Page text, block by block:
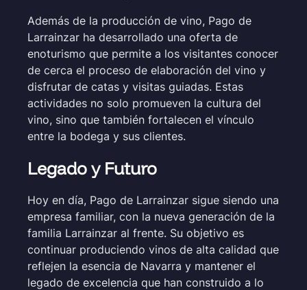
Además de la producción de vino, Pago de
Larrainzar ha desarrollado una oferta de
enoturismo que permite a los visitantes conocer
de cerca el proceso de elaboración del vino y
disfrutar de catas y visitas guiadas. Estas
actividades no solo promueven la cultura del
vino, sino que también fortalecen el vínculo
entre la bodega y sus clientes.
Legado y Futuro
Hoy en día, Pago de Larrainzar sigue siendo una
empresa familiar, con la nueva generación de la
familia Larrainzar al frente. Su objetivo es
continuar produciendo vinos de alta calidad que
reflejen la esencia de Navarra y mantener el
legado de excelencia que han construido a lo